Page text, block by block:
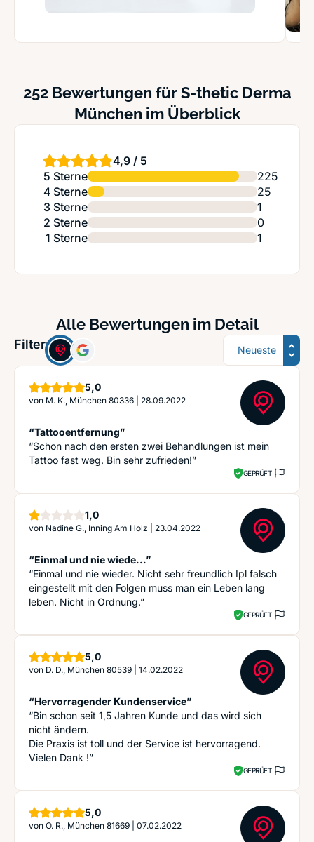
252 Bewertungen für S-thetic Derma
München im Überblick
4,9 / 5
5 Sterne
225
4 Sterne
25
3 Sterne
1
2 Sterne
0
1 Sterne
1
Alle Bewertungen im Detail
Filter: Sortierung
5,0Sterne
von M. K., München 80336 28.09.2022
“Tattooentfernung”
“Schon nach den ersten zwei Behandlungen ist mein
Tattoo fast weg. Bin sehr zufrieden!”
GEPRÜFT
1,0Stern
von Nadine G., Inning Am Holz 23.04.2022
“Einmal und nie wiede...”
“Einmal und nie wieder. Nicht sehr freundlich Ipl falsch
eingestellt mit den Folgen muss man ein Leben lang
leben. Nicht in Ordnung.”
GEPRÜFT
5,0Sterne
von D. D., München 80539 14.02.2022
“Hervorragender Kundenservice”
“Bin schon seit 1,5 Jahren Kunde und das wird sich
nicht ändern.
Die Praxis ist toll und der Service ist hervorragend.
Vielen Dank !”
GEPRÜFT
5,0Sterne
von O. R., München 81669 07.02.2022